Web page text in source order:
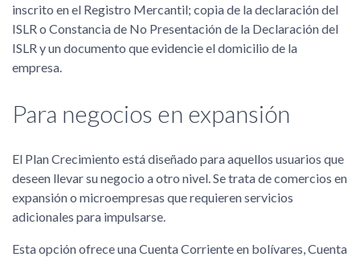
inscrito en el Registro Mercantil; copia de la declaración del
ISLR o Constancia de No Presentación de la Declaración del
ISLR y un documento que evidencie el domicilio de la
empresa.
Para negocios en expansión
El Plan Crecimiento está diseñado para aquellos usuarios que
deseen llevar su negocio a otro nivel. Se trata de comercios en
expansión o microempresas que requieren servicios
adicionales para impulsarse.
Esta opción ofrece una Cuenta Corriente en bolívares, Cuenta